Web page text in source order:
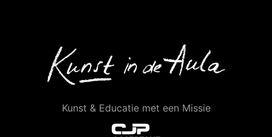
Kunst & Educatie met een Missie